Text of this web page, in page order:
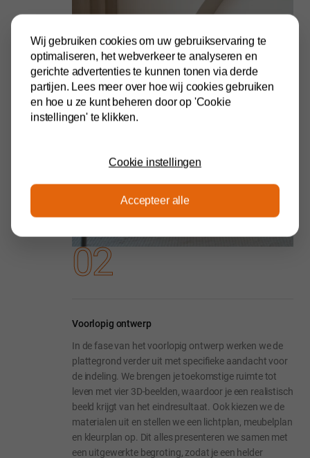
02
Voorlopig ontwerp
In de fase van het voorlopig ontwerp werken we de
plattegrond verder uit met specifieke aandacht voor
de indeling. We brengen je toekomstige ruimte tot
leven met vier 3D-beelden, waardoor je een realistisch
beeld krijgt van het eindresultaat. Ook kiezen we de
materialen uit en stellen we een lichtplan, meubelplan
en kleurplan op. Dit alles presenteren we samen met
een uitgewerkte begroting, zodat je een helder
Wij gebruiken cookies om uw gebruikservaring te
optimaliseren, het webverkeer te analyseren en
gerichte advertenties te kunnen tonen via derde
partijen. Lees meer over hoe wij cookies gebruiken
en hoe u ze kunt beheren door op 'Cookie
instellingen' te klikken.
Cookie instellingen
Accepteer alle